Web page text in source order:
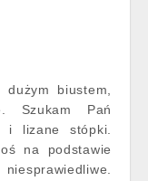
biustem,
Szukam Pań
i lizane stópki.
na podstawie